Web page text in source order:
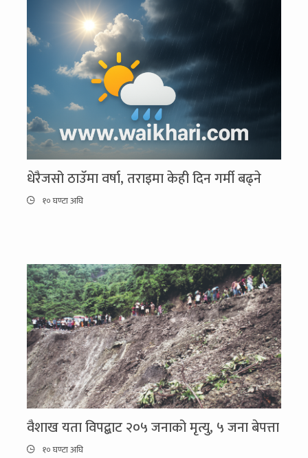
धेरैजसो ठाउँमा वर्षा, तराइमा केही दिन गर्मी बढ्ने
१० घण्टा अघि
वैशाख यता विपद्बाट २०५ जनाको मृत्यु, ५ जना बेपत्ता
१० घण्टा अघि